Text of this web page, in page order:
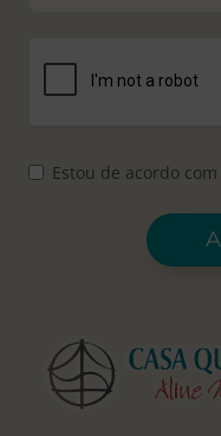
Estou de acordo com